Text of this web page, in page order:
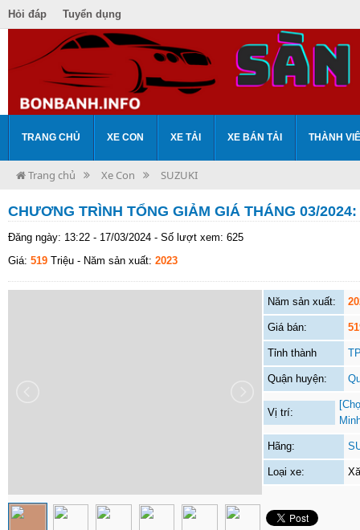
Hỏi đáp Tuyển dụng
TRANG CHỦ XE CON XE TẢI XE BÁN TẢI THÀNH
Trang chủ Xe Con SUZUKI
CHƯƠNG TRÌNH TỔNG GIẢM GIÁ THÁNG 03/2024:
Đăng ngày: 13:22 - 17/03/2024 - Số lượt xem: 625
Giá: 519 Triệu - Năm sản xuất: 2023
Năm sản xuất:
Giá bán:
Tỉnh thành
Quận huyện:
Vị trí:
Hãng:
Loại xe: